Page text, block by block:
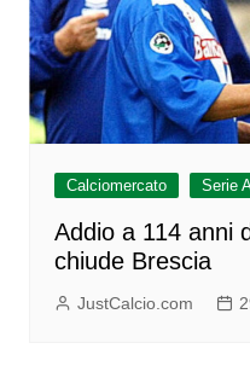
Calciomercato Serie
Addio a 114 anni
chiude Brescia
JustCalcio.com